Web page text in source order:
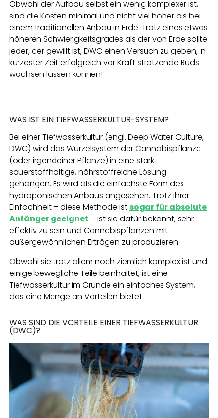
Obwohl der Aufbau selbst ein wenig komplexer ist,
sind die Kosten minimal und nicht viel höher als bei
einem traditionellen Anbau in Erde. Trotz eines etwas
höheren Schwierigkeitsgrades als der von Erde sollte
jeder, der gewillt ist, DWC einen Versuch zu geben, in
kürzester Zeit erfolgreich vor Kraft strotzende Buds
wachsen lassen können!
WAS IST EIN TIEFWASSERKULTUR-SYSTEM?
Bei einer Tiefwasserkultur (engl. Deep Water Culture,
DWC) wird das Wurzelsystem der Cannabispflanze
(oder irgendeiner Pflanze) in eine stark
sauerstoffhaltige, nährstoffreiche Lösung
gehangen. Es wird als die einfachste Form des
hydroponischen Anbaus angesehen. Trotz ihrer
Einfachheit – diese Methode ist sogar für absolute
Anfänger geeignet – ist sie dafür bekannt, sehr
effektiv zu sein und Cannabispflanzen mit
außergewöhnlichen Erträgen zu produzieren.
Obwohl sie trotz allem noch ziemlich komplex ist und
einige bewegliche Teile beinhaltet, ist eine
Tiefwasserkultur im Grunde ein einfaches System,
das eine Menge an Vorteilen bietet.
WAS SIND DIE VORTEILE EINER TIEFWASSERKULTUR
(DWC)?